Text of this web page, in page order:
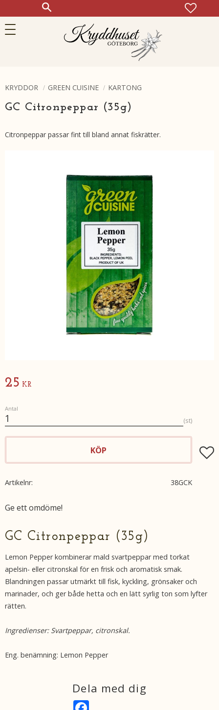
KRYDDOR GREEN CUISINE KARTONG
GC Citronpeppar (35g)
Citronpeppar passar fint till bland annat fiskrätter.
25 KR
Antal
st
KÖP
Artikelnr 38GCK
Ge ett omdöme!
GC Citronpeppar (35g)
Lemon Pepper kombinerar mald svartpeppar med torkat
apelsin- eller citronskal för en frisk och aromatisk smak.
Blandningen passar utmärkt till fisk, kyckling, grönsaker och
marinader, och ger både hetta och en lätt syrlig ton som lyfter
rätten.
Ingredienser: Svartpeppar, citronskal.
Eng. benämning: Lemon Pepper
Dela med dig